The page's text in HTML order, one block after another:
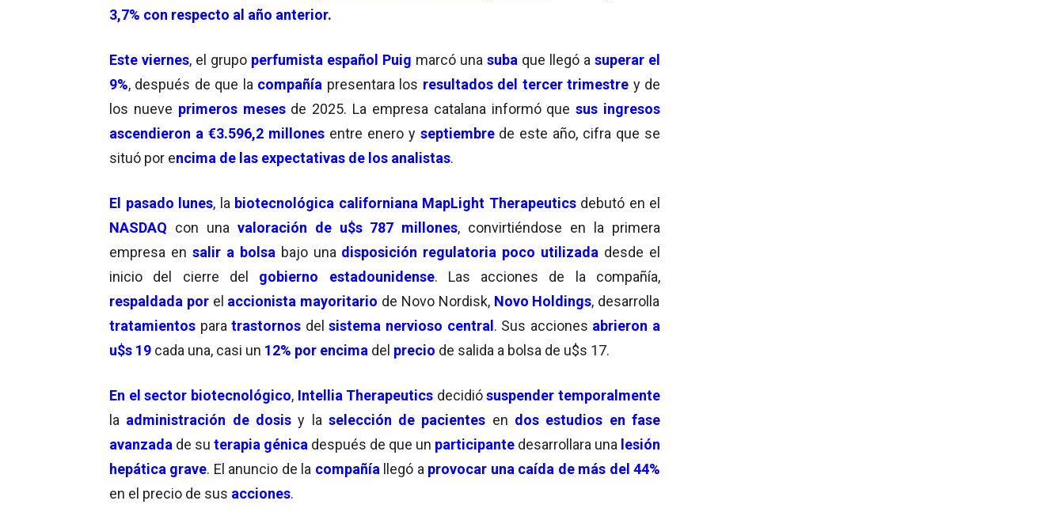
3,7% con respecto al año anterior.
Este viernes, el grupo perfumista español Puig marcó una suba que llegó a superar el
9%, después de que la compañía presentara los resultados del tercer trimestre y de
los nueve primeros mesesde 2025. La empresa catalana informó quesus ingresos
ascendieron a €3.596,2 millones entre enero y septiembre de este año, cifra que se
situó por encima de las expectativas de los analistas.
El pasado lunes, la biotecnológica californiana MapLight Therapeutics debutó en el
NASDAQ con una valoración de u$s 787 millones, convirtiéndose en la primera
empresa en salir a bolsa bajo una disposición regulatoria poco utilizada desde el
inicio del cierre del gobierno estadounidense. Las acciones de la compañía,
respaldada porel accionista mayoritario de Novo Nordisk, Novo Holdings, desarrolla
tratamientos paratrastornos delsistema nervioso central. Sus acciones abrieron a
u$s 19 cada una, casi un 12% por encima del precio de salida a bolsa de u$s 17.
En el sector biotecnológico,Intellia Therapeutics decidiósuspender temporalmente
la administración de dosisy la selección de pacientes en dos estudios en fase
avanzada de su terapia génica después de que un participante desarrollara una lesión
hepática grave. El anuncio de la compañía llegó a provocar una caída de más del 44%
en el precio de sus acciones.